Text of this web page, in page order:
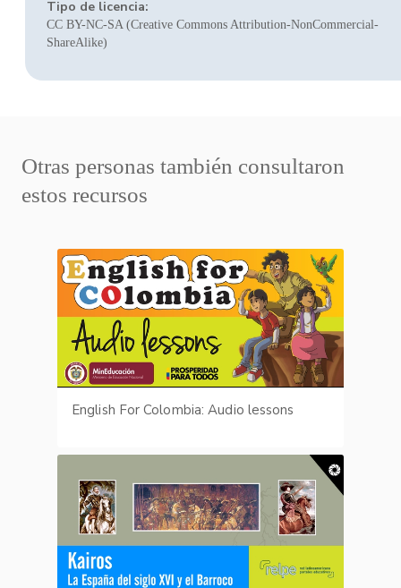
Tipo de licencia:
CC BY-NC-SA (Creative Commons Attribution-NonCommercial-
ShareAlike)
Otras personas también consultaron
estos recursos
English For Colombia: Audio lessons